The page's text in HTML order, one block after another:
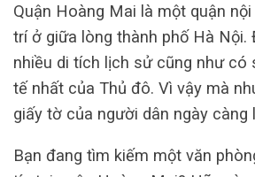
Quận Hoàng Mai là một quận
trí ở giữa lòng thành phố Hà Nội.
nhiều di tích lịch sử cũng như có
tế nhất của Thủ đô. Vì vậy mà
giấy tờ của người dân ngày càng
Bạn đang tìm kiếm một văn